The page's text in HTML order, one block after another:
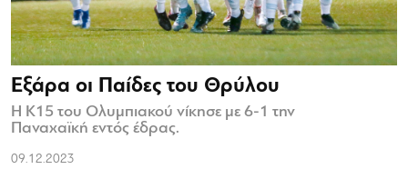
Εξάρα οι Παίδες του Θρύλου
Η Κ15 του Ολυμπιακού νίκησε με 6-1 την
Παναχαϊκή εντός έδρας.
09.12.2023